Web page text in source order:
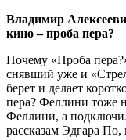
Владимир
кино – проба пера?
Почему «Проба
снявший уже и
берет и делает
пера? Феллини тоже
Феллини, а
рассказам Эдгара